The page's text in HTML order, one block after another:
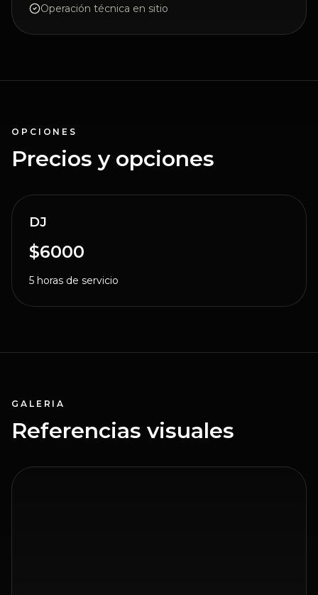
Operación técnica en sitio
OPCIONES
Precios y opciones
DJ
$6000
5 horas de servicio
GALERIA
Referencias visuales